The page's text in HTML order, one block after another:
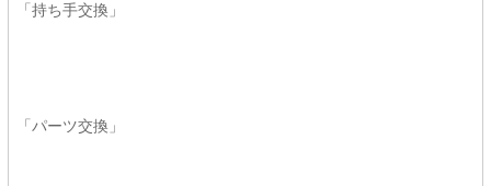
「持ち手交換」
「パーツ交換」